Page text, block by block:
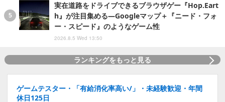
実在道路をドライブできるブラウザゲー『Hop.Eart
h』が注目集める―Googleマップ＋『ニード・フォ
ー・スピード』のようなゲーム性
2026.8.5 Wed 13:50
ランキングをもっと見る
ゲームテスター・「有給消化率高い/」・未経験歓迎・年間
休日125日